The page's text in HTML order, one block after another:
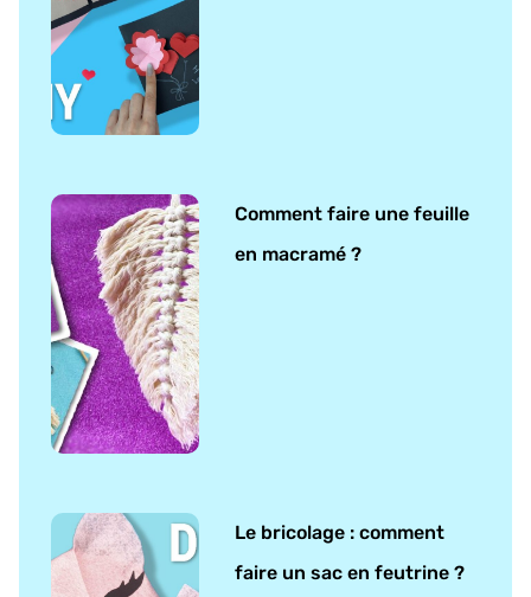
Comment faire une feuille
en macramé ?
Le bricolage : comment
faire un sac en feutrine ?